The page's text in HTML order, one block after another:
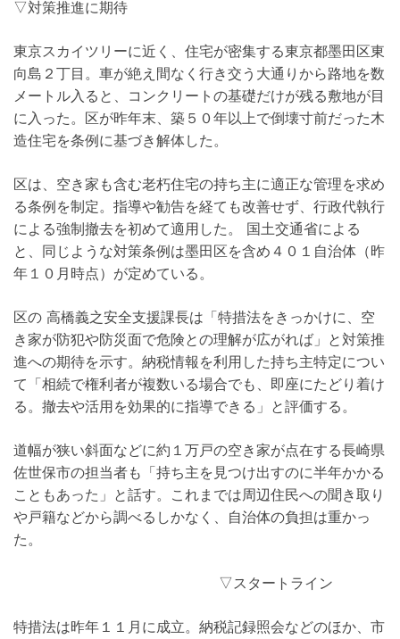
▽対策推進に期待
東京スカイツリーに近く、住宅が密集する東京都墨田区東
向島２丁目。車が絶え間なく行き交う大通りから路地を数
メートル入ると、コンクリートの基礎だけが残る敷地が目
に入った。区が昨年末、築５０年以上で倒壊寸前だった木
造住宅を条例に基づき解体した。
区は、空き家も含む老朽住宅の持ち主に適正な管理を求め
る条例を制定。指導や勧告を経ても改善せず、行政代執行
による強制撤去を初めて適用した。 国土交通省による
と、同じような対策条例は墨田区を含め４０１自治体（昨
年１０月時点）が定めている。
区の 高橋義之安全支援課長は「特措法をきっかけに、空
き家が防犯や防災面で危険との理解が広がれば」と対策推
進への期待を示す。納税情報を利用した持ち主特定につい
て「相続で権利者が複数いる場合でも、即座にたどり着け
る。撤去や活用を効果的に指導できる」と評価する。
道幅が狭い斜面などに約１万戸の空き家が点在する長崎県
佐世保市の担当者も「持ち主を見つけ出すのに半年かかる
こともあった」と話す。これまでは周辺住民への聞き取り
や戸籍などから調べるしかなく、自治体の負担は重かっ
た。
▽スタートライン
特措法は昨年１１月に成立。納税記録照会などのほか、市